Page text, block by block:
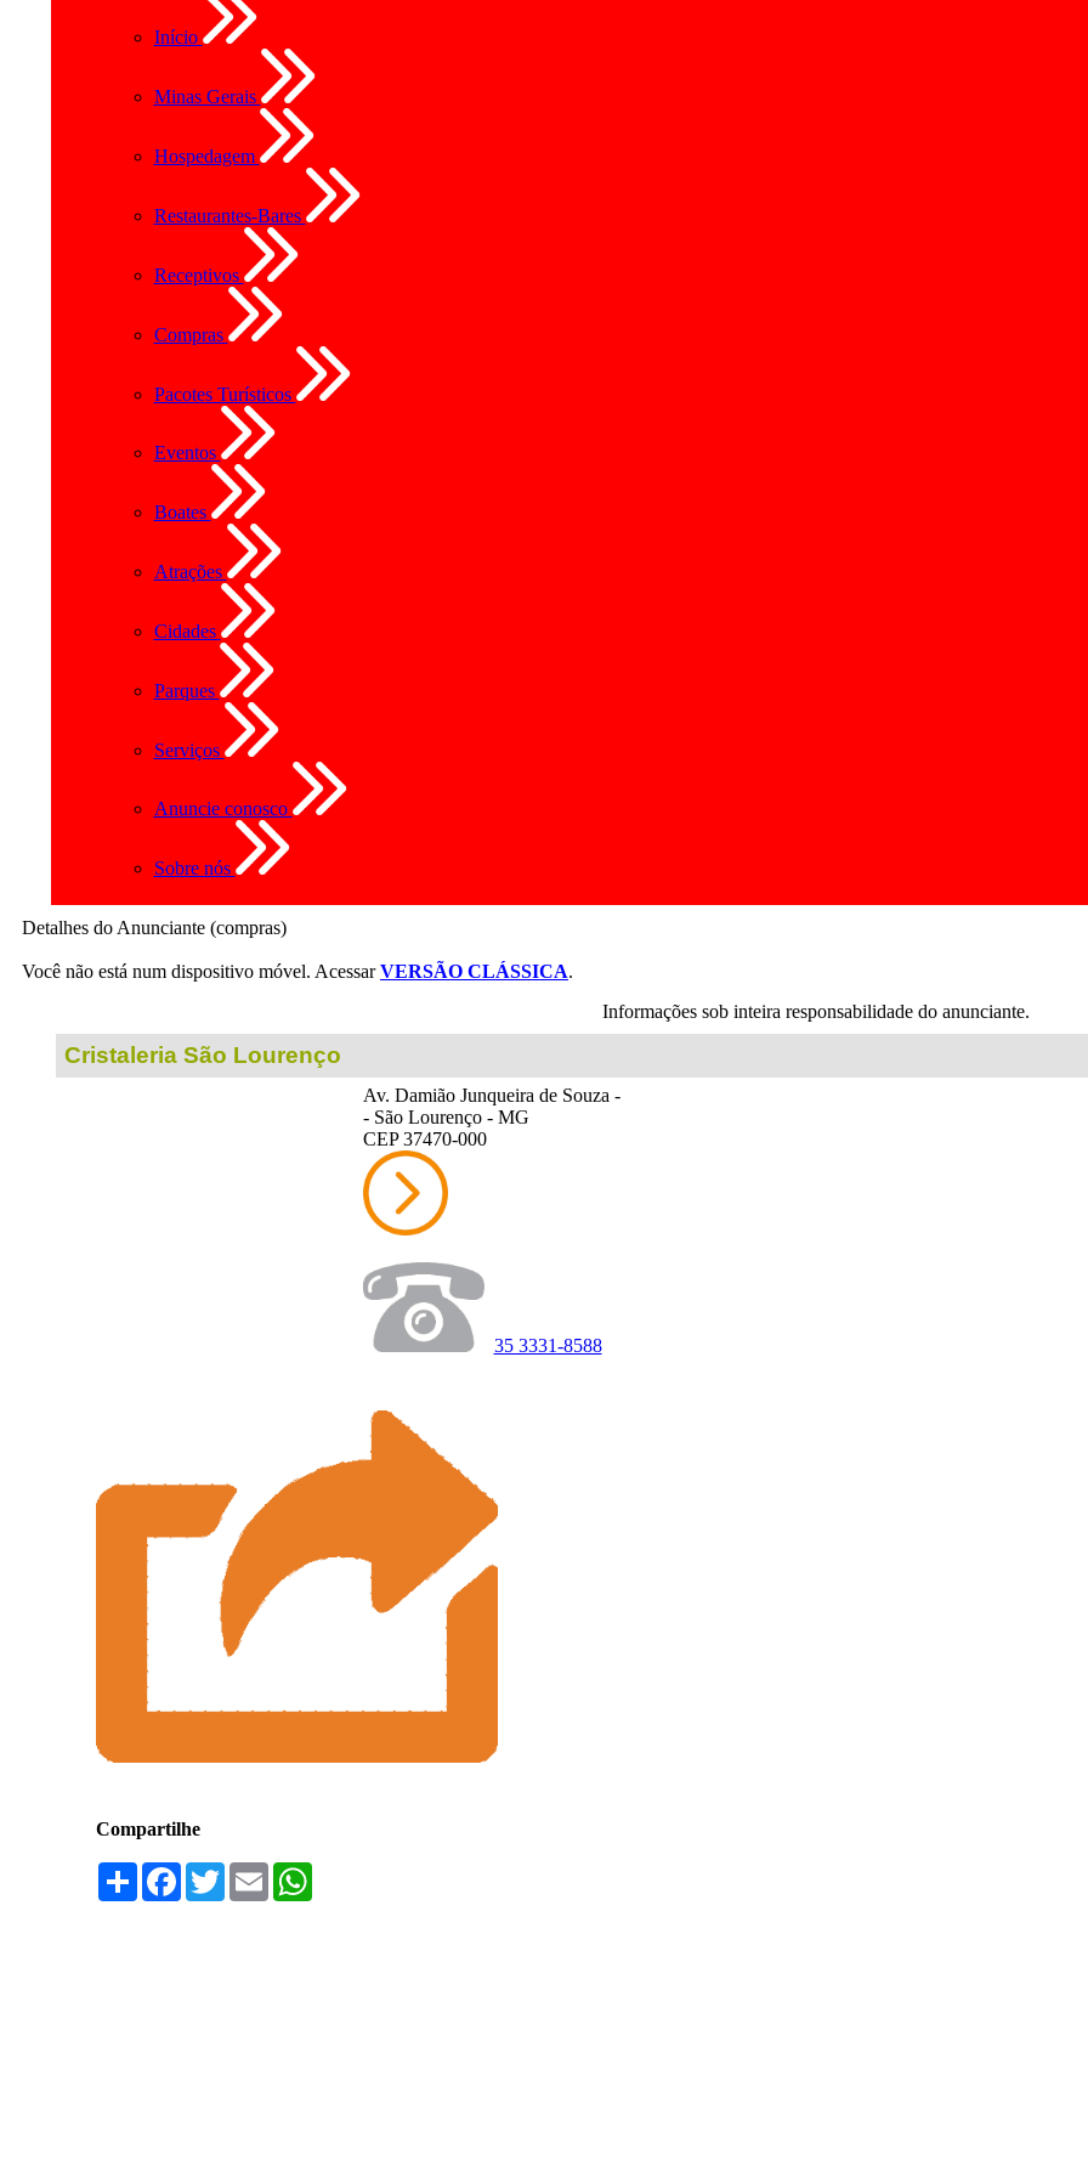
Início
Minas Gerais
Hospedagem
Restaurantes-Bares
Receptivos
Compras
Pacotes Turísticos
Eventos
Boates
Atrações
Cidades
Parques
Serviços
Anuncie conosco
Sobre nós
Detalhes do Anunciante (compras)
Você não está num dispositivo móvel. AcessarVERSÃO CLÁSSICA.
Informações sob inteira responsabilidade do anunciante.
Cristaleria São Lourenço
Av. Damião Junqueira de Souza -
- São Lourenço - MG
CEP 37470-000
35 3331-8588
Compartilhe
Compartilhar
Facebook
TwitterEmailWhatsApp